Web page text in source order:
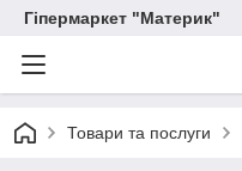
Гіпермаркет "Материк"
Товари та послуги